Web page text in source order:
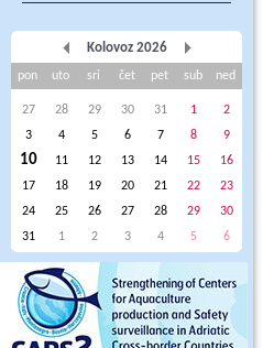
Kolovoz 2026
pon uto sri čet pet sub ned
27 28 29 30 31 1
2
3
4 5 6 7 8 9
10 11 12 13 14 15
16
17
18 19 20 21 22
23
24
25 26 27 28 29
30
31
1 2 3 4 5 6